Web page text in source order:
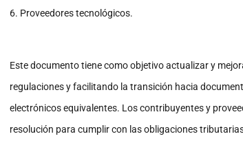
6. Proveedores tecnológicos.
Este documento tiene como objetivo actualizar y
regulaciones y facilitando la transición hacia
electrónicos equivalentes. Los contribuyentes y
resolución para cumplir con las obligaciones